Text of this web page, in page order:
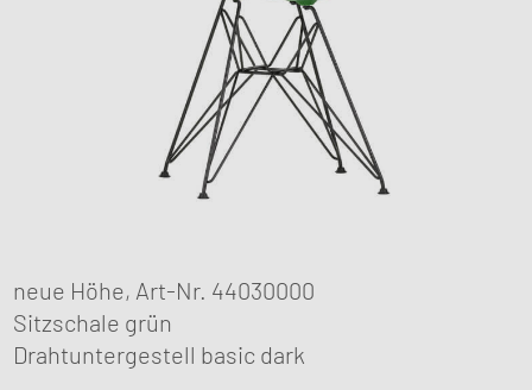
neue Höhe, Art-Nr. 44030000
Sitzschale grün
Drahtuntergestell basic dark